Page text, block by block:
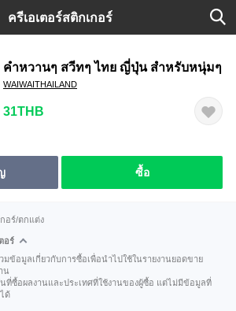
ครีเอเตอร์สติกเกอร์
คำหวานๆ สวีทๆ ไทย ญี่ปุ่น สำหรับหนุ่มๆ
WAIWAITHAILAND
31THB
ซื้อ
อร์/ตกแต่ง
อร์
วมข้อมูลเกี่ยวกับการซื้อเพื่อนำไปใช้ในรายงานยอดขาย
น
ที่ซื้อผลงานและประเทศที่ใช้งานของผู้ซื้อ แต่ไม่มีข้อมูลที่
ด้